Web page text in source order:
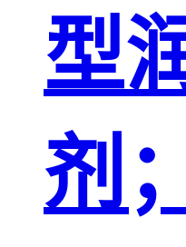
型
剂